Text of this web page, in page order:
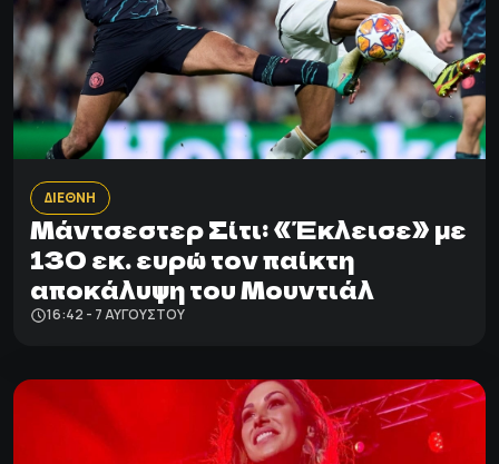
ΔΙΕΘΝΗ
Μάντσεστερ Σίτι: «Έκλεισε» με
130 εκ. ευρώ τον παίκτη
αποκάλυψη του Μουντιάλ
16:42 - 7 ΑΥΓΟΎΣΤΟΥ